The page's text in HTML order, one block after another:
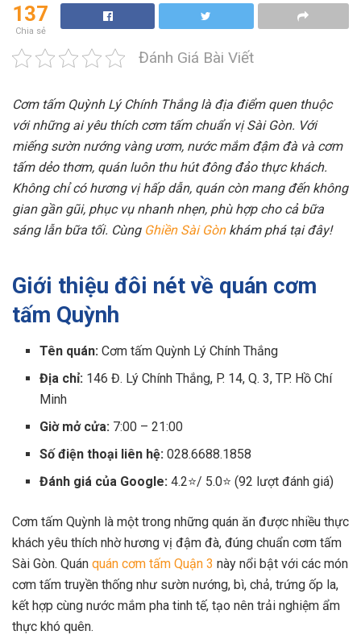
137
Chia sẻ
Đánh Giá Bài Viết
Cơm tấm Quỳnh Lý Chính Thắng là địa điểm quen thuộc
với những ai yêu thích cơm tấm chuẩn vị Sài Gòn. Với
miếng sườn nướng vàng ươm, nước mắm đậm đà và cơm
tấm dẻo thơm, quán luôn thu hút đông đảo thực khách.
Không chỉ có hương vị hấp dẫn, quán còn mang đến không
gian gần gũi, phục vụ nhanh nhẹn, phù hợp cho cả bữa
sáng lẫn bữa tối. Cùng Ghiền Sài Gònkhám phá tại đây!
Giới thiệu đôi nét về quán cơm
tấm Quỳnh
Tên quán: Cơm tấm Quỳnh Lý Chính Thắng
Địa chỉ: 146 Đ. Lý Chính Thắng, P. 14, Q. 3, TP. Hồ Chí
Minh
Giờ mở cửa: 7:00 – 21:00
Số điện thoại liên hệ:028.6688.1858
Đánh giá của Google: 4.2⭐/ 5.0⭐ (92 lượt đánh giá)
Cơm tấm Quỳnh là một trong những quán ăn được nhiều thực
khách yêu thích nhờ hương vị đậm đà, đúng chuẩn cơm tấm
Sài Gòn. Quán quán cơm tấm Quận 3 này nổi bật với các món
cơm tấm truyền thống như sườn nướng, bì, chả, trứng ốp la,
kết hợp cùng nước mắm pha tinh tế, tạo nên trải nghiệm ẩm
thực khó quên.